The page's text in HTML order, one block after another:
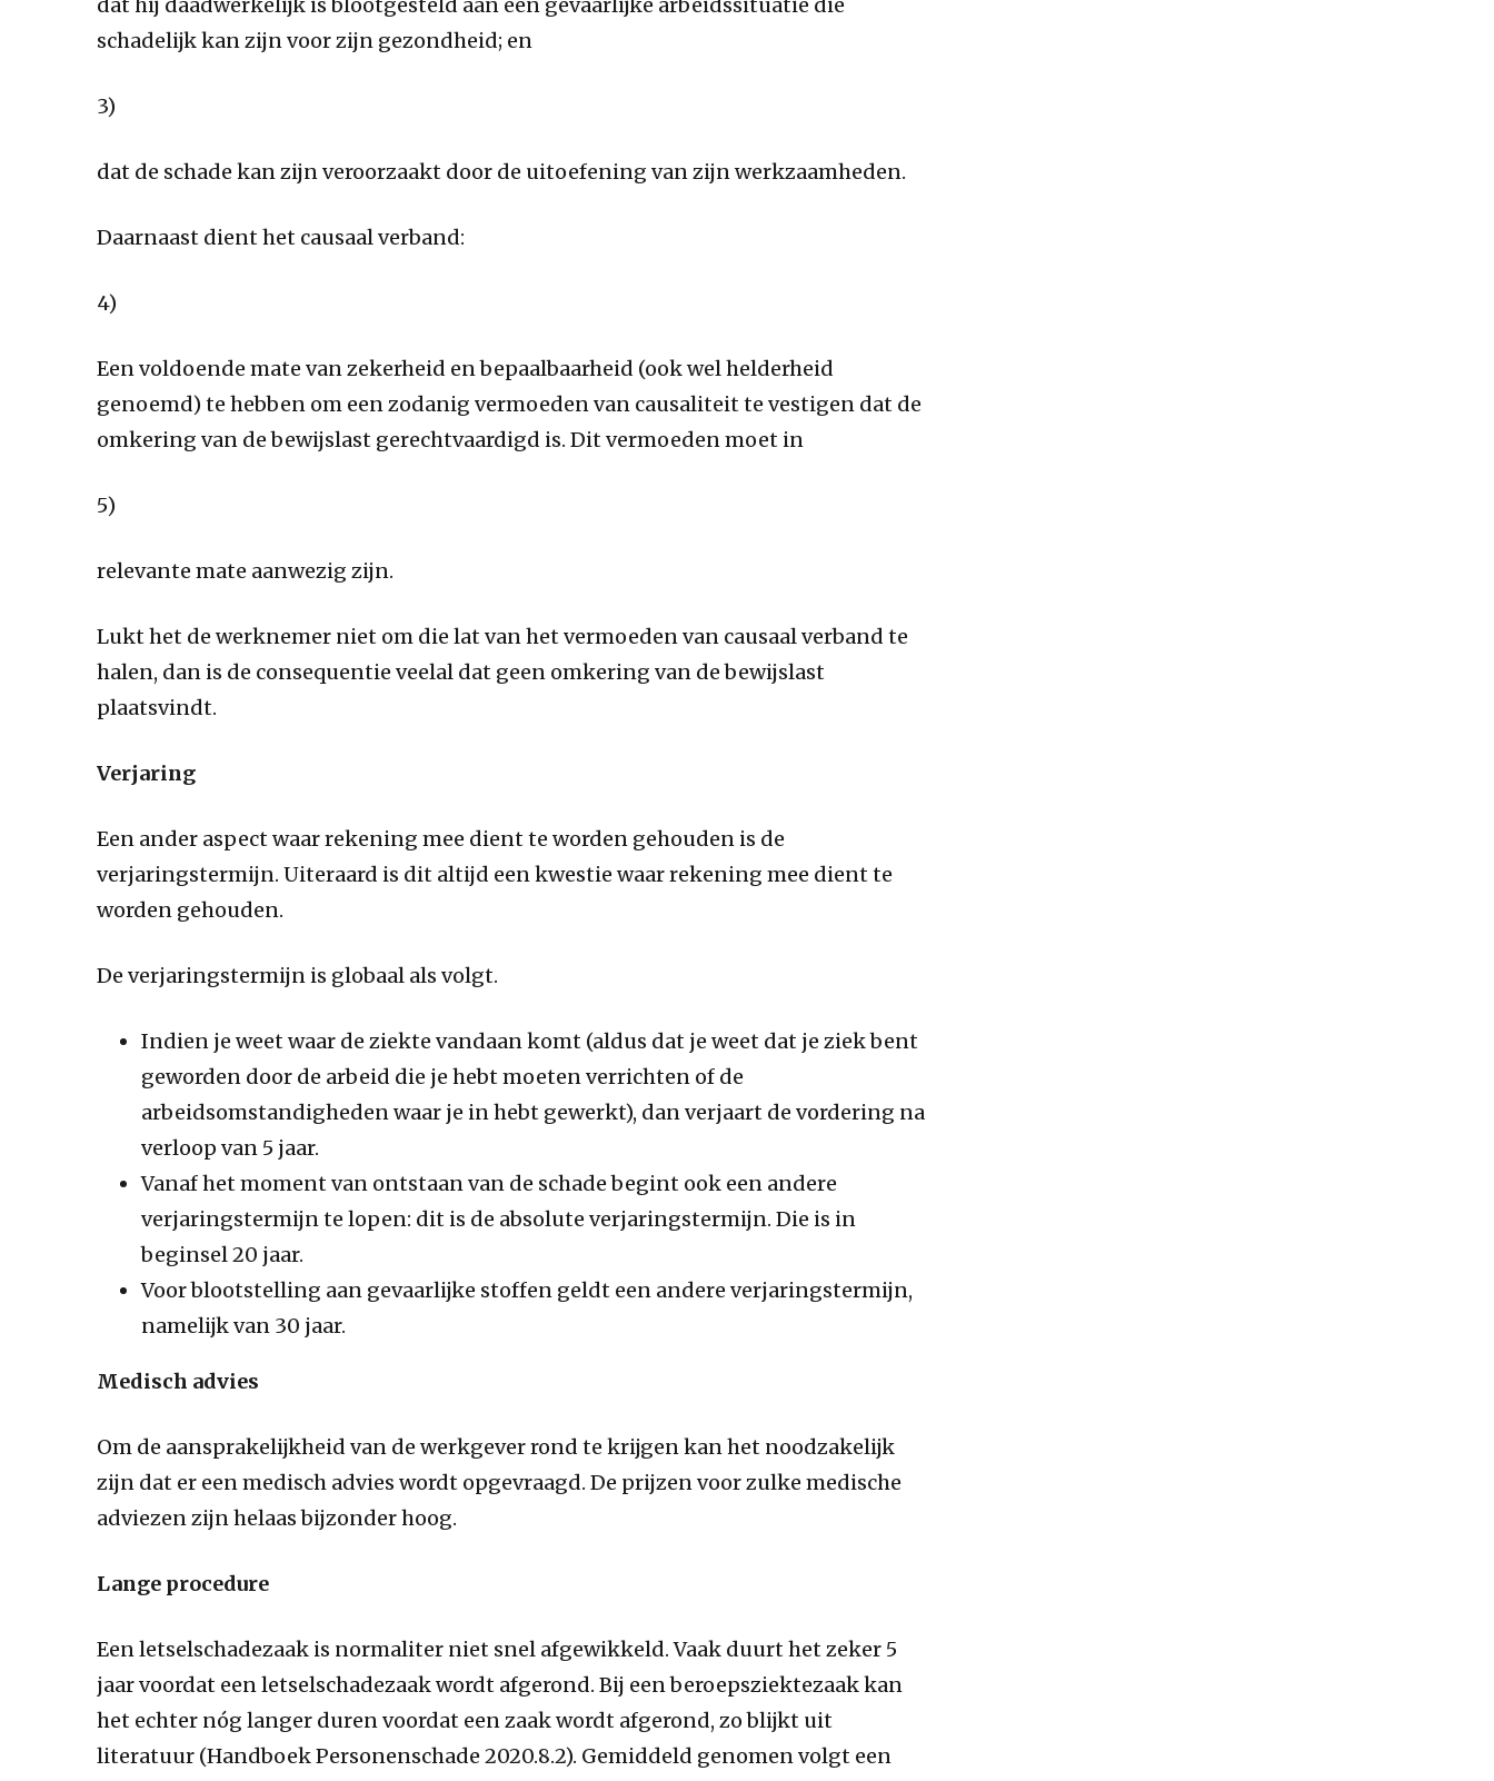
schadelijk kan zijn voor zijn gezondheid; en
3)
dat de schade kan zijn veroorzaakt door de uitoefening van zijn werkzaamheden.
Daarnaast dient het causaal verband:
4)
Een voldoende mate van zekerheid en bepaalbaarheid (ook wel helderheid
genoemd) te hebben om een zodanig vermoeden van causaliteit te vestigen dat de
omkering van de bewijslast gerechtvaardigd is. Dit vermoeden moet in
5)
relevante mate aanwezig zijn.
Lukt het de werknemer niet om die lat van het vermoeden van causaal verband te
halen, dan is de consequentie veelal dat geen omkering van de bewijslast
plaatsvindt.
Verjaring
Een ander aspect waar rekening mee dient te worden gehouden is de
verjaringstermijn. Uiteraard is dit altijd een kwestie waar rekening mee dient te
worden gehouden.
De verjaringstermijn is globaal als volgt.
Indien je weet waar de ziekte vandaan komt (aldus dat je weet dat je ziek bent
geworden door de arbeid die je hebt moeten verrichten of de
arbeidsomstandigheden waar je in hebt gewerkt), dan verjaart de vordering na
verloop van 5 jaar.
Vanaf het moment van ontstaan van de schade begint ook een andere
verjaringstermijn te lopen: dit is de absolute verjaringstermijn. Die is in
beginsel 20 jaar.
Voor blootstelling aan gevaarlijke stoffen geldt een andere verjaringstermijn,
namelijk van 30 jaar.
Medisch advies
Om de aansprakelijkheid van de werkgever rond te krijgen kan het noodzakelijk
zijn dat er een medisch advies wordt opgevraagd. De prijzen voor zulke medische
adviezen zijn helaas bijzonder hoog.
Lange procedure
Een letselschadezaak is normaliter niet snel afgewikkeld. Vaak duurt het zeker 5
jaar voordat een letselschadezaak wordt afgerond. Bij een beroepsziektezaak kan
het echter nóg langer duren voordat een zaak wordt afgerond, zo blijkt uit
literatuur (Handboek Personenschade 2020.8.2). Gemiddeld genomen volgt een